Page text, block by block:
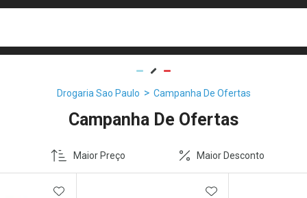
Drogaria Sao Paulo Campanha De Ofertas
Campanha De Ofertas
Maior Preço Maior Desconto
ADICIONAR AOS FAVORITOSADICIONAR AOS